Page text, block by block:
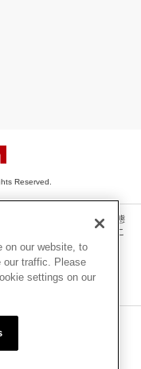
Reserved.
・動画・音声等を、手段や形態
転載、ファイル化などするこ
い場合があります。
場合があります。
on our website, to
our traffic. Please
settings on our